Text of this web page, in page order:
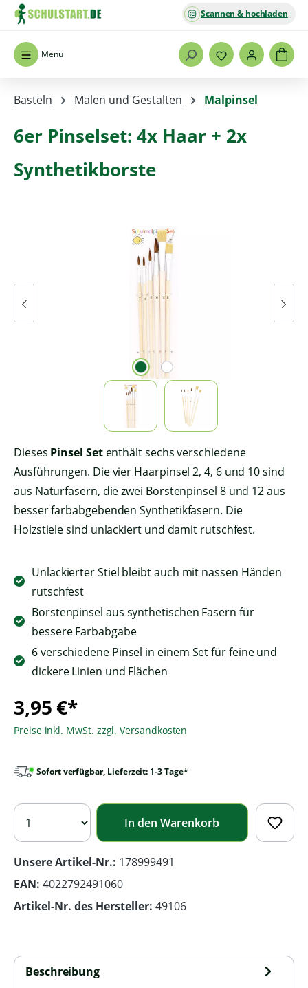
Zum Hauptinhalt springen
Menü
Scannen & hochladen
Basteln Malen und Gestalten Malpinsel
6er Pinselset: 4x Haar + 2x
Synthetikborste
Bildergalerie überspringen
Dieses Pinsel Setenthält sechs verschiedene
Ausführungen. Die vier Haarpinsel 2, 4, 6 und 10 sind
aus Naturfasern, die zwei Borstenpinsel 8 und 12 aus
besser farbabgebenden Synthetikfasern. Die
Holzstiele sind unlackiert und damit rutschfest.
Unlackierter Stiel bleibt auch mit nassen Händen
rutschfest
Borstenpinsel aus synthetischen Fasern für
bessere Farbabgabe
6 verschiedene Pinsel in einem Set für feine und
dickere Linien und Flächen
3,95 €*
Preise inkl. MwSt. zzgl. Versandkosten
Sofort verfügbar, Lieferzeit: 1-3 Tage*
In den Warenkorb
Unsere Artikel-Nr.: 178999491
EAN: 4022792491060
Artikel-Nr. des Hersteller: 49106
Beschreibung